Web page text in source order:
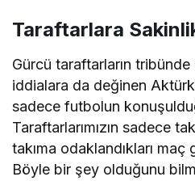
Taraftarlara
Gürcü taraftarların
iddialara da değinen
sadece futbolun
Taraftarlarımızın sadece
takıma odaklandıkları
Böyle bir şey olduğunu